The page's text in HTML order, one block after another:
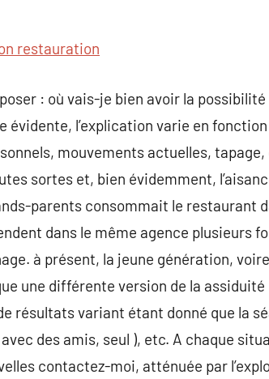
restauration
: où vais-je bien avoir la
évidente, l’explication varie en
mouvements actuelles,
sortes et, bien évidemment,
parents consommait le restaurant
dans le même agence plusieurs
à présent, la jeune génération,
une différente version de la assiduité
résultats variant étant donné que la
des amis, seul ), etc. A chaque
contactez-moi, atténuée par